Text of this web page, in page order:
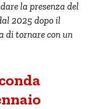
la presenza del
2025 dopo il
di tornare con un